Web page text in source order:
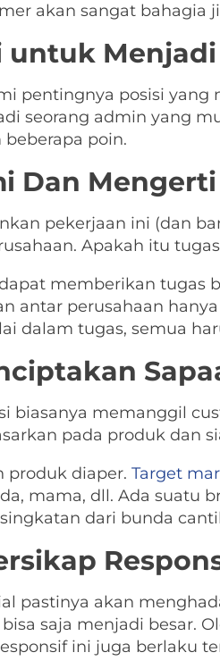
akan sangat
untuk
pentingnya posisi
seorang admin yang
poin.
Dan
pekerjaan ini (dan
Apakah itu
memberikan tugas
antar perusahaan
dalam tugas, semua
biasanya memanggil
pada produk dan
produk diaper. Target
mama, dll. Ada suatu
dari bunda
pastinya akan
saja menjadi besar.
ini juga berlaku